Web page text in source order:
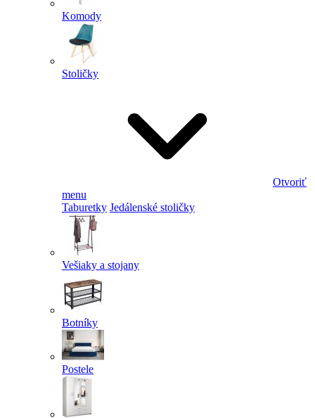
Komody
Stoličky
Otvoriť
menu
Taburetky Jedálenské stoličky
Vešiaky a stojany
Botníky
Postele